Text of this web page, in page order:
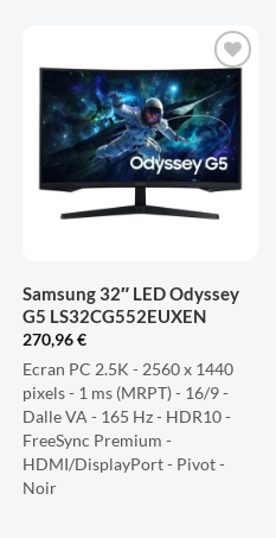
AJOUTER
À LA
LISTE
D'ENVIES
Samsung 32″ LED Odyssey
G5 LS32CG552EUXEN
270,96€
Ecran PC 2.5K - 2560 x 1440
pixels - 1 ms (MRPT) - 16/9 -
Dalle VA - 165 Hz - HDR10 -
FreeSync Premium -
HDMI/DisplayPort - Pivot -
Noir